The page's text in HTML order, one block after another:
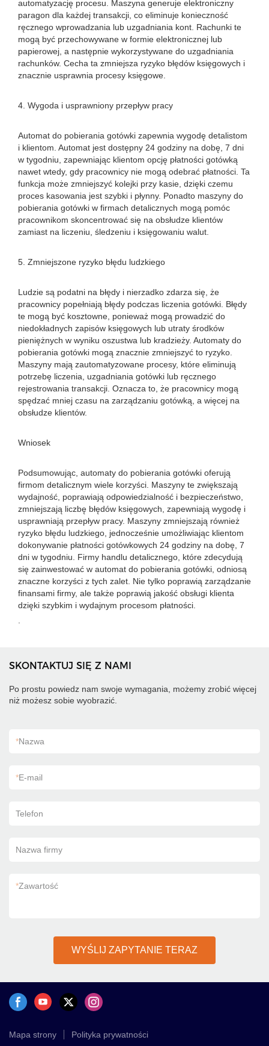
automatyzację procesu. Maszyna generuje elektroniczny
paragon dla każdej transakcji, co eliminuje konieczność
ręcznego wprowadzania lub uzgadniania kont. Rachunki te
mogą być przechowywane w formie elektronicznej lub
papierowej, a następnie wykorzystywane do uzgadniania
rachunków. Cecha ta zmniejsza ryzyko błędów księgowych i
znacznie usprawnia procesy księgowe.
4. Wygoda i usprawniony przepływ pracy
Automat do pobierania gotówki zapewnia wygodę detalistom
i klientom. Automat jest dostępny 24 godziny na dobę, 7 dni
w tygodniu, zapewniając klientom opcję płatności gotówką
nawet wtedy, gdy pracownicy nie mogą odebrać płatności. Ta
funkcja może zmniejszyć kolejki przy kasie, dzięki czemu
proces kasowania jest szybki i płynny. Ponadto maszyny do
pobierania gotówki w firmach detalicznych mogą pomóc
pracownikom skoncentrować się na obsłudze klientów
zamiast na liczeniu, śledzeniu i księgowaniu walut.
5. Zmniejszone ryzyko błędu ludzkiego
Ludzie są podatni na błędy i nierzadko zdarza się, że
pracownicy popełniają błędy podczas liczenia gotówki. Błędy
te mogą być kosztowne, ponieważ mogą prowadzić do
niedokładnych zapisów księgowych lub utraty środków
pieniężnych w wyniku oszustwa lub kradzieży. Automaty do
pobierania gotówki mogą znacznie zmniejszyć to ryzyko.
Maszyny mają zautomatyzowane procesy, które eliminują
potrzebę liczenia, uzgadniania gotówki lub ręcznego
rejestrowania transakcji. Oznacza to, że pracownicy mogą
spędzać mniej czasu na zarządzaniu gotówką, a więcej na
obsłudze klientów.
Wniosek
Podsumowując, automaty do pobierania gotówki oferują
firmom detalicznym wiele korzyści. Maszyny te zwiększają
wydajność, poprawiają odpowiedzialność i bezpieczeństwo,
zmniejszają liczbę błędów księgowych, zapewniają wygodę i
usprawniają przepływ pracy. Maszyny zmniejszają również
ryzyko błędu ludzkiego, jednocześnie umożliwiając klientom
dokonywanie płatności gotówkowych 24 godziny na dobę, 7
dni w tygodniu. Firmy handlu detalicznego, które zdecydują
się zainwestować w automat do pobierania gotówki, odniosą
znaczne korzyści z tych zalet. Nie tylko poprawią zarządzanie
finansami firmy, ale także poprawią jakość obsługi klienta
dzięki szybkim i wydajnym procesom płatności.
SKONTAKTUJ SIĘ Z NAMI
Po prostu powiedz nam swoje wymagania, możemy zrobić więcej
niż możesz sobie wyobrazić.
*Nazwa
*E-mail
Telefon
Nazwa firmy
*Zawartość
WYŚLIJ ZAPYTANIE TERAZ
Mapa strony Polityka prywatności